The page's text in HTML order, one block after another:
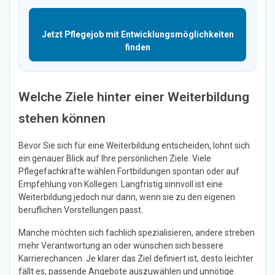
Jetzt Pflegejob mit Entwicklungsmöglichkeiten
finden
Welche Ziele hinter einer Weiterbildung
stehen können
Bevor Sie sich für eine Weiterbildung entscheiden, lohnt sich
ein genauer Blick auf Ihre persönlichen Ziele. Viele
Pflegefachkräfte wählen Fortbildungen spontan oder auf
Empfehlung von Kollegen. Langfristig sinnvoll ist eine
Weiterbildung jedoch nur dann, wenn sie zu den eigenen
beruflichen Vorstellungen passt.
Manche möchten sich fachlich spezialisieren, andere streben
mehr Verantwortung an oder wünschen sich bessere
Karrierechancen. Je klarer das Ziel definiert ist, desto leichter
fällt es, passende Angebote auszuwählen und unnötige